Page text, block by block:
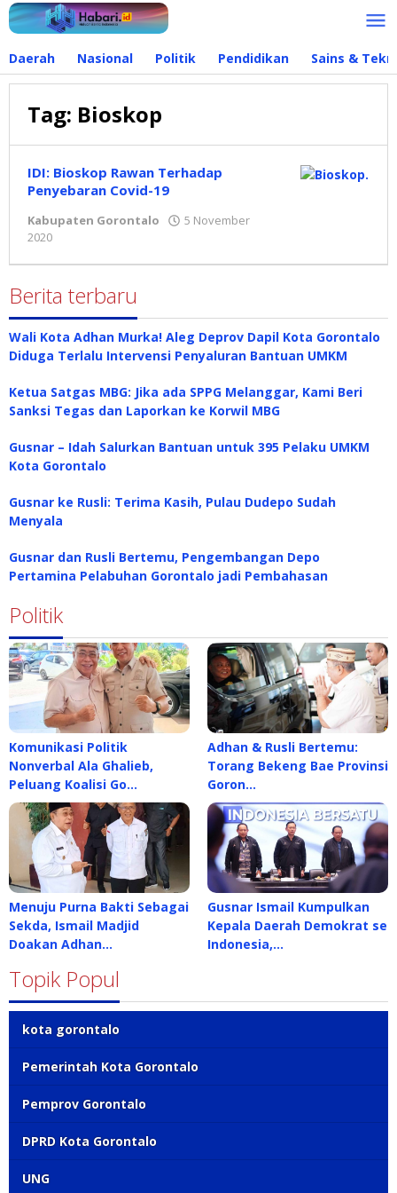
Lewati
ke
Daerah Nasional Politik Pendidikan Sains &
Tag: Bioskop
IDI: Bioskop Rawan Terhadap
Penyebaran Covid-19
Kabupaten Gorontalo
5 November
2020
Berita terbaru
Wali Kota Adhan Murka! Aleg Deprov Dapil Kota Gorontalo
Diduga Terlalu Intervensi Penyaluran Bantuan UMKM
Ketua Satgas MBG: Jika ada SPPG Melanggar, Kami Beri
Sanksi Tegas dan Laporkan ke Korwil MBG
Gusnar – Idah Salurkan Bantuan untuk 395 Pelaku UMKM
Kota Gorontalo
Gusnar ke Rusli: Terima Kasih, Pulau Dudepo Sudah
Menyala
Gusnar dan Rusli Bertemu, Pengembangan Depo
Pertamina Pelabuhan Gorontalo jadi Pembahasan
Politik
Komunikasi Politik
Nonverbal Ala Ghalieb,
Peluang Koalisi Go…
Adhan & Rusli Bertemu:
Torang Bekeng Bae Provinsi
Goron…
Menuju Purna Bakti Sebagai
Sekda, Ismail Madjid
Doakan Adhan…
Gusnar Ismail Kumpulkan
Kepala Daerah Demokrat se
Indonesia,…
Topik Popul
kota gorontalo
Pemerintah Kota Gorontalo
Pemprov Gorontalo
DPRD Kota Gorontalo
UNG